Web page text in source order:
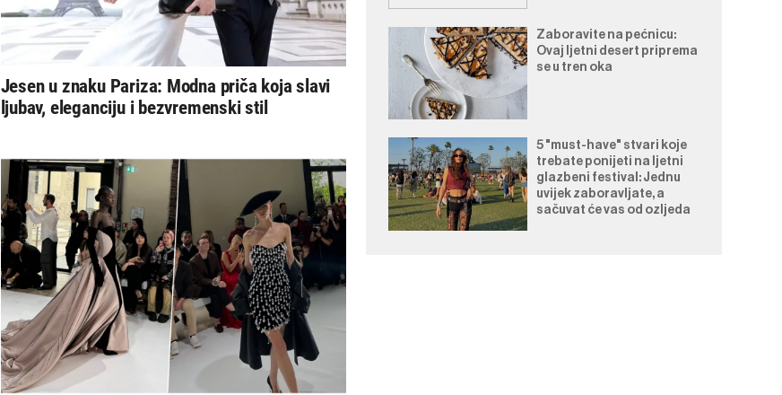
Jesen u znaku Pariza: Modna priča koja slavi
ljubav, eleganciju i bezvremenski stil
Zaboravite na pećnicu:
Ovaj ljetni desert priprema
se u tren oka
5 "must-have" stvari koje
trebate ponijeti na ljetni
glazbeni festival: Jednu
uvijek zaboravljate, a
sačuvat će vas od ozljeda